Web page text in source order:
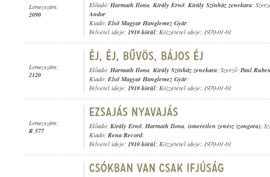
Lemezszám:
2090
Előadó: Harmath Ilona, Király Ernő, Király Színház zenekara;
Andor
Kiadó: Első Magyar Hanglemez Gyár;
Felvétel ideje: 1910 körül; Közzététel ideje: 1970-01-01
Lemezszám:
2120
Előadó: Harmath Ilona, Király Színház zenekara; Szerző: Paul
Kiadó: Első Magyar Hanglemez Gyár;
Felvétel ideje: 1910 körül; Közzététel ideje: 1970-01-01
Lemezszám:
R 577
Előadó: Király Ernő, Harmath Ilona, ismeretlen zenész (zongora);
Kiadó: Rena Record;
Felvétel ideje: 1910 körül; Közzététel ideje: 1970-01-01